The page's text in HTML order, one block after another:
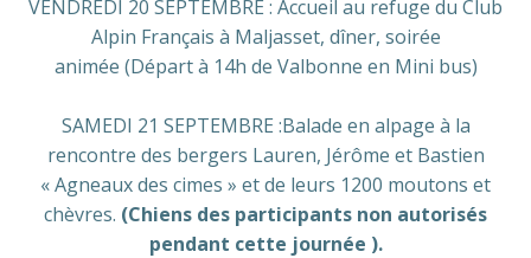
VENDREDI 20 SEPTEMBRE : Accueil au refuge du Club
Alpin Français à Maljasset, dîner, soirée
animée (Départ à 14h de Valbonne en Mini bus)
SAMEDI 21 SEPTEMBRE :Balade en alpage à la
rencontre des bergers Lauren, Jérôme et Bastien
« Agneaux des cimes » et de leurs 1200 moutons et
chèvres. (Chiens des participants non autorisés
pendant cette journée ).